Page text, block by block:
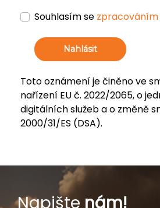
Souhlasím se
Nahlásit
Toto oznámení je činěno ve
nařízení EU č. 2022/2065, o
digitálních služeb a o změně
2000/31/ES (DSA).
Napište nám!